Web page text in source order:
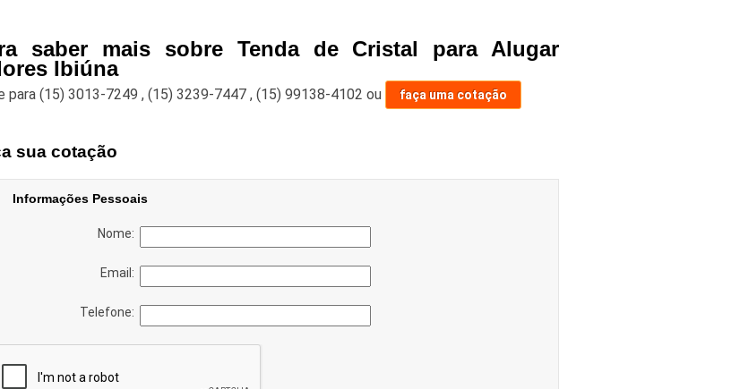
saber mais sobre Tenda de Cristal para Alugar
Ibiúna
para (15) 3013-7249 , (15) 3239-7447 , (15) 99138-4102 ou faça uma cotação
sua cotação
Informações Pessoais
Nome:
Email:
Telefone: